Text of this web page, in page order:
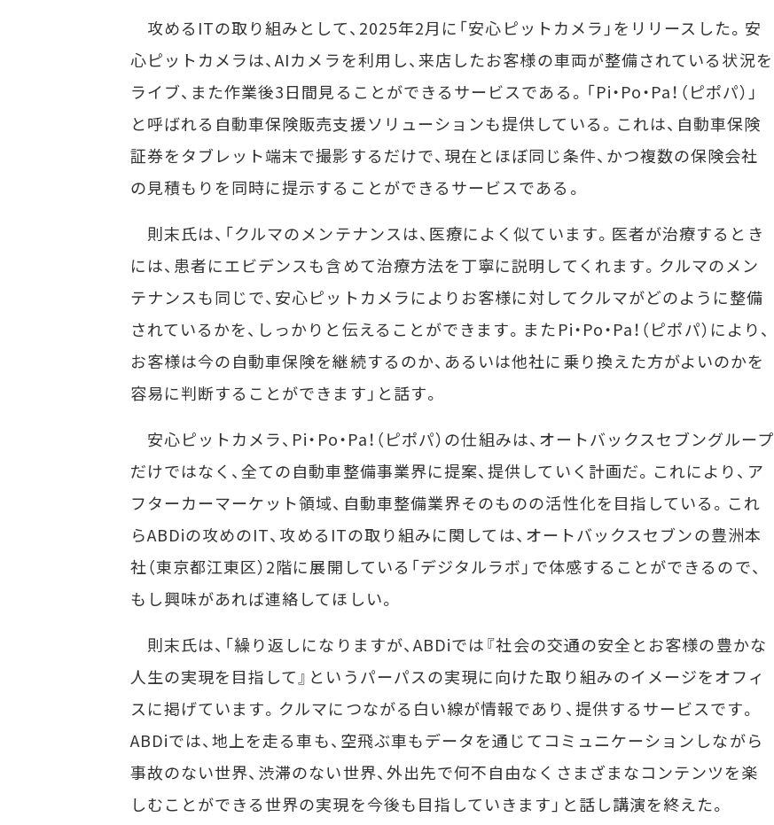
攻めるITの取り組みとして、2025年2月に「安心ピットカメラ」をリリースした。安
心ピットカメラは、AIカメラを利用し、来店したお客様の車両が整備されている状況を
ライブ、また作業後3日間見ることができるサービスである。「Pi・Po・Pa！（ピポパ）」
と呼ばれる自動車保険販売支援ソリューションも提供している。これは、自動車保険
証券をタブレット端末で撮影するだけで、現在とほぼ同じ条件、かつ複数の保険会社
の見積もりを同時に提示することができるサービスである。
則末氏は、「クルマのメンテナンスは、医療によく似ています。医者が治療するとき
には、患者にエビデンスも含めて治療方法を丁寧に説明してくれます。クルマのメン
テナンスも同じで、安心ピットカメラによりお客様に対してクルマがどのように整備
されているかを、しっかりと伝えることができます。またPi・Po・Pa！（ピポパ）により、
お客様は今の自動車保険を継続するのか、あるいは他社に乗り換えた方がよいのかを
容易に判断することができます」と話す。
安心ピットカメラ、Pi・Po・Pa！（ピポパ）の仕組みは、オートバックスセブングループ
だけではなく、全ての自動車整備事業界に提案、提供していく計画だ。これにより、ア
フターカーマーケット領域、自動車整備業界そのものの活性化を目指している。これ
らABDiの攻めのIT、攻めるITの取り組みに関しては、オートバックスセブンの豊洲本
社（東京都江東区）2階に展開している「デジタルラボ」で体感することができるので、
もし興味があれば連絡してほしい。
則末氏は、「繰り返しになりますが、ABDiでは『社会の交通の安全とお客様の豊かな
人生の実現を目指して』というパーパスの実現に向けた取り組みのイメージをオフィ
スに掲げています。クルマにつながる白い線が情報であり、提供するサービスです。
ABDiでは、地上を走る車も、空飛ぶ車もデータを通じてコミュニケーションしながら
事故のない世界、渋滞のない世界、外出先で何不自由なくさまざまなコンテンツを楽
しむことができる世界の実現を今後も目指していきます」と話し講演を終えた。